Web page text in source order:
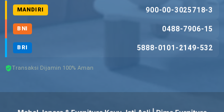
MANDIRI 900-00-3025718-3
BNI 0488-7906-15
BRI 5888-0101-2149-532
Transaksi Dijamin 100% Aman